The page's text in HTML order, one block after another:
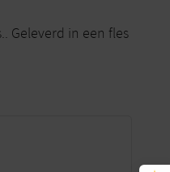
Geleverd in een fles